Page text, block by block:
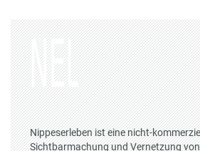
Nippeserleben ist eine nicht-
Sichtbarmachung und Vernetzung